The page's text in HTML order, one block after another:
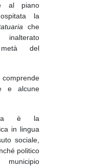
al piano
la
che
metà del
e alcune
è la
in lingua
sociale,
politico